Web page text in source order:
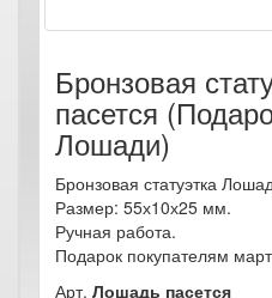
Бронзовая
пасется
Лошади)
Бронзовая статуэтка
Размер: 55х10х25 мм.
Ручная работа.
Подарок покупателям
Арт. Лошадь пасется